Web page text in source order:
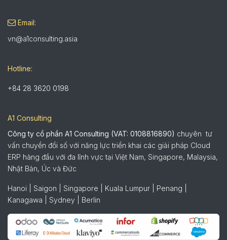
Email:
vn@a1consulting.asia
Hotline:
+84 28 3620 0198
A1 Consulting
Công ty cổ phần A1 Consulting (VAT: 0108816890) chuyên tư
vấn chuyển đổi số với năng lực triển khai các giải pháp Cloud
ERP hàng đầu với đa lĩnh vực tại Việt Nam, Singapore, Malaysia,
Nhật Bản, Úc và Đức
Hanoi | Saigon | Singapore | Kuala Lumpur | Penang |
Kanagawa | Sydney | Berlin